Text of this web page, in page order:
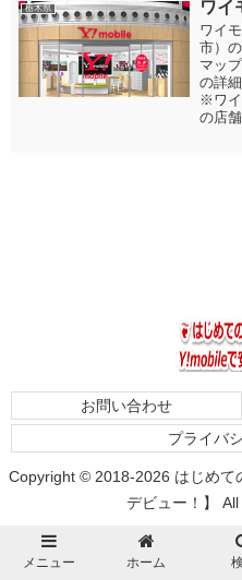
栃木県 ワイ
ワイ
市）
マッ
の詳
※ワイ
の店
お問い合わせ
プライバ
Copyright © 2018-2026 はじめて
デビュー！】
メニュー ホーム